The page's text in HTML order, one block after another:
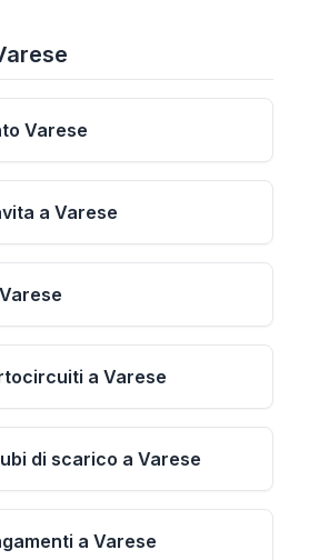
Varese
a Varese
a Varese
di scarico a Varese
a Varese